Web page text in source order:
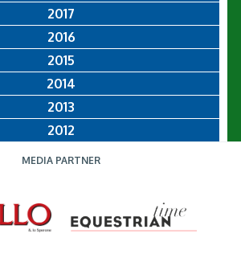
2017
2016
2015
2014
2013
2012
MEDIA PARTNER